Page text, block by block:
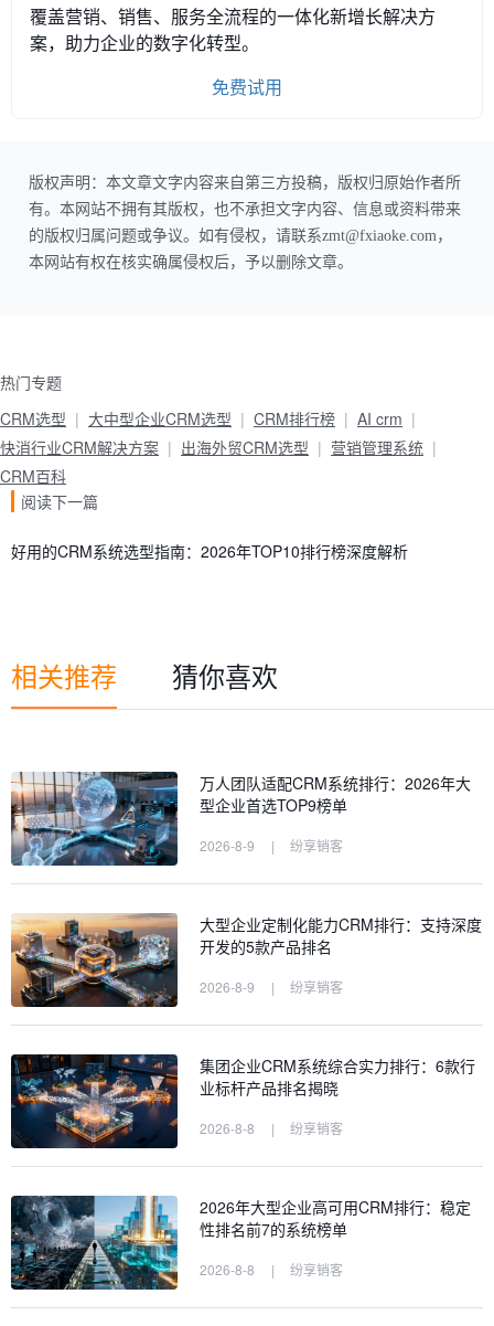
覆盖营销、销售、服务全流程的一体化新增长解决方
案，助力企业的数字化转型。
免费试用
版权声明：本文章文字内容来自第三方投稿，版权归原始作者所
有。本网站不拥有其版权，也不承担文字内容、信息或资料带来
的版权归属问题或争议。如有侵权，请联系zmt@fxiaoke.com，
本网站有权在核实确属侵权后，予以删除文章。
热门专题
CRM选型
大中型企业CRM选型 CRM排行榜
AI crm
快消行业CRM解决方案
出海外贸CRM选型
营销管理系统
CRM百科
阅读下一篇
好用的CRM系统选型指南：2026年TOP10排行榜深度解析
相关推荐 猜你喜欢
万人团队适配CRM系统排行：2026年大
型企业首选TOP9榜单
2026-8-9 | 纷享销客
大型企业定制化能力CRM排行：支持深度
开发的5款产品排名
2026-8-9 | 纷享销客
集团企业CRM系统综合实力排行：6款行
业标杆产品排名揭晓
2026-8-8 | 纷享销客
2026年大型企业高可用CRM排行：稳定
性排名前7的系统榜单
2026-8-8 | 纷享销客